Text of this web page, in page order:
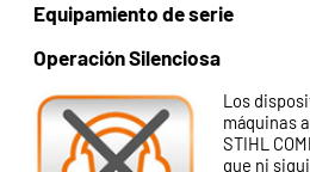
Equipamiento de serie
Operación Silenciosa
Los
máquinas
STIHL
que ni